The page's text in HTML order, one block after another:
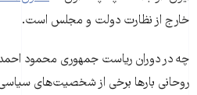
خارج از نظارت دولت و مجلس‌ است.
چه در دوران ریاست جمهوری محمود
روحانی بارها برخی از شخصیت‌های سیاسی